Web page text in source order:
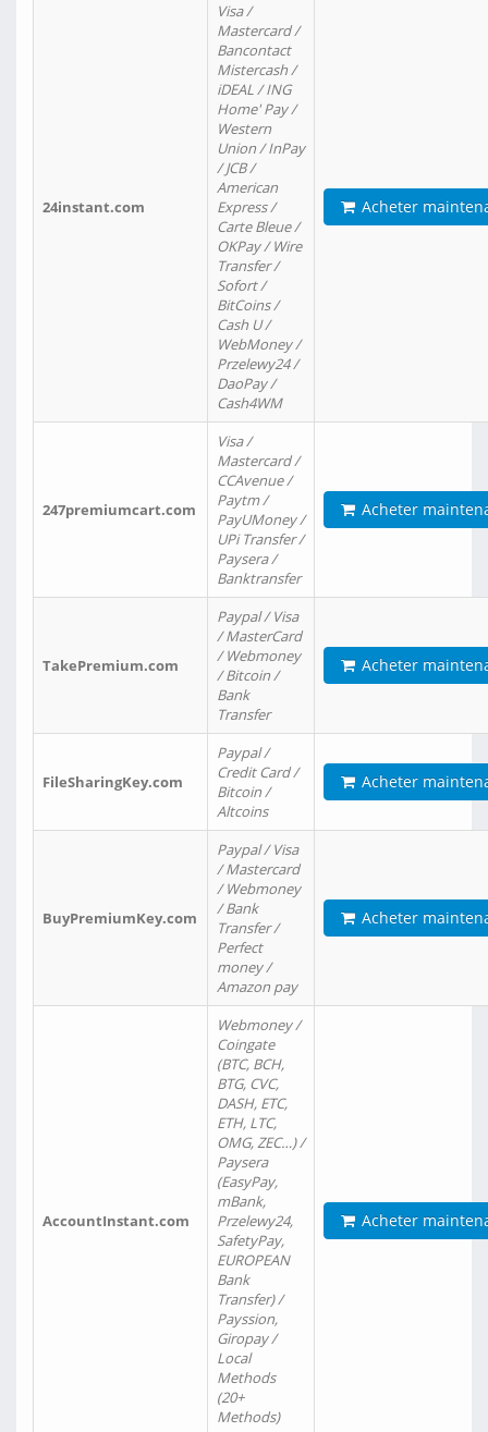
24instant.com
Visa /
Mastercard /
Bancontact
Mistercash /
iDEAL / ING
Home' Pay /
Western
Union / InPay
/ JCB /
American
Express /
Carte Bleue /
OKPay / Wire
Transfer /
Sofort /
BitCoins /
Cash U /
WebMoney /
Przelewy24 /
DaoPay /
Cash4WM
Acheter
247premiumcart.com
Visa /
Mastercard /
CCAvenue /
Paytm /
PayUMoney /
UPi Transfer /
Paysera /
Banktransfer
Acheter
TakePremium.com
Paypal / Visa
/ MasterCard
/ Webmoney
/ Bitcoin /
Bank
Transfer
Acheter
FileSharingKey.com
Paypal /
Credit Card /
Bitcoin /
Altcoins
Acheter
BuyPremiumKey.com
Paypal / Visa
/ Mastercard
/ Webmoney
/ Bank
Transfer /
Perfect
money /
Amazon pay
Acheter
AccountInstant.com
Webmoney /
Coingate
(BTC, BCH,
BTG, CVC,
DASH, ETC,
ETH, LTC,
OMG, ZEC…) /
Paysera
(EasyPay,
mBank,
Przelewy24,
SafetyPay,
EUROPEAN
Bank
Transfer) /
Payssion,
Giropay /
Local
Methods
(20+
Methods)
Acheter